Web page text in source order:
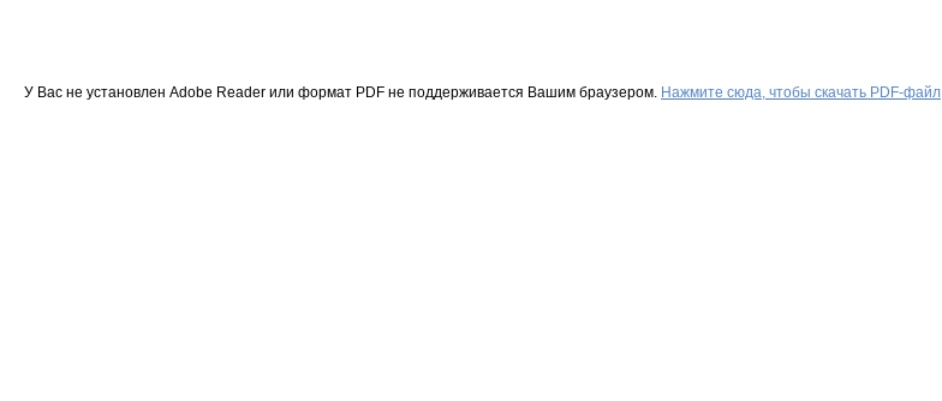
У Вас не установлен Adobe Reader или формат PDF не поддерживается Вашим браузером. Нажмите сюда, чтобы скачать PDF-файл